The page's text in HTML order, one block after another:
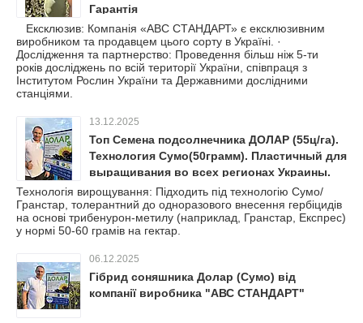
Гарантія
Ексклюзив: Компанія «АВС СТАНДАРТ» є ексклюзивним
виробником та продавцем цього сорту в Україні. ·
Дослідження та партнерство: Проведення більш ніж 5-ти
років досліджень по всій території України, співпраця з
Інститутом Рослин України та Державними дослідними
станціями.
13.12.2025
Топ Семена подсолнечника ДОЛАР (55ц/га).
Технология Сумо(50грамм). Пластичный для
выращивания во всех регионах Украины.
Технологія вирощування: Підходить під технологію Сумо/
Гранстар, толерантний до одноразового внесення гербіцидів
на основі трибенурон-метилу (наприклад, Гранстар, Експрес)
у нормі 50-60 грамів на гектар.
06.12.2025
Гібрид соняшника Долар (Сумо) від
компанії виробника "АВС СТАНДАРТ"